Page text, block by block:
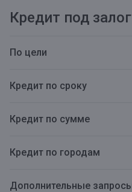
Кредит под залог
По цели
Кредит по сроку
Кредит по сумме
Кредит по городам
Дополнительные